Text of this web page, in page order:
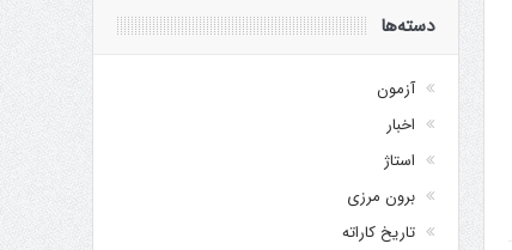
دسته‌ها
آزمون
اخبار
استاژ
برون مرزی
تاریخ کاراته